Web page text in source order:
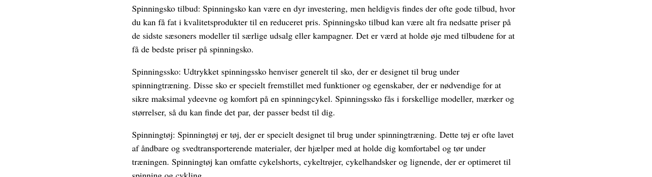
Spinningsko tilbud: Spinningsko kan være en dyr investering, men heldigvis findes der ofte gode tilbud, hvor
du kan få fat i kvalitetsprodukter til en reduceret pris. Spinningsko tilbud kan være alt fra nedsatte priser på
de sidste sæsoners modeller til særlige udsalg eller kampagner. Det er værd at holde øje med tilbudene for at
få de bedste priser på spinningsko.
Spinningssko: Udtrykket spinningssko henviser generelt til sko, der er designet til brug under
spinningtræning. Disse sko er specielt fremstillet med funktioner og egenskaber, der er nødvendige for at
sikre maksimal ydeevne og komfort på en spinningcykel. Spinningssko fås i forskellige modeller, mærker og
størrelser, så du kan finde det par, der passer bedst til dig.
Spinningtøj: Spinningtøj er tøj, der er specielt designet til brug under spinningtræning. Dette tøj er ofte lavet
af åndbare og svedtransporterende materialer, der hjælper med at holde dig komfortabel og tør under
træningen. Spinningtøj kan omfatte cykelshorts, cykeltrøjer, cykelhandsker og lignende, der er optimeret til